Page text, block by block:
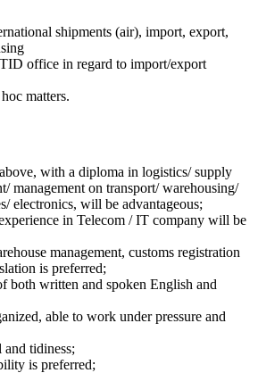
shipments (air), import, export,
office in regard to import/export
matters.
with a diploma in logistics/ supply
management on transport/ warehousing/
electronics, will be advantageous;
in Telecom / IT company will be
management, customs registration
is preferred;
both written and spoken English and
able to work under pressure and
tidiness;
is preferred;